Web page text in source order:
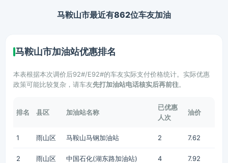
马鞍山市最近有862位车友加油
马鞍山市加油站优惠排名
本表根据本次调价后92#/E92#的车友实际支付价格统计。实际优惠
政策可能比较复杂，请车友先打加油站电话核实后再前往。
排名 县区 加油站名称
已优惠
人次
油价
1 雨山区 马鞍山马钢加油站 2 7.62
2 雨山区 中国石化(湖东路加油站) 4 7.92